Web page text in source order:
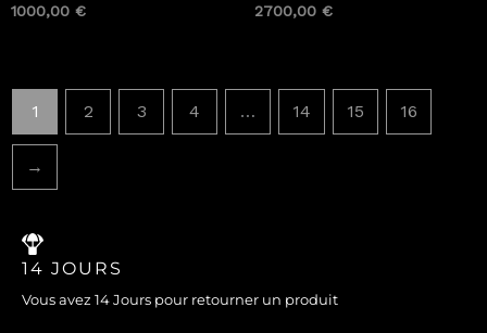
1000,00 € 2700,00 €
1 2 3 4 … 14 15 16
→
14 JOURS
Vous avez 14 Jours pour retourner un produit